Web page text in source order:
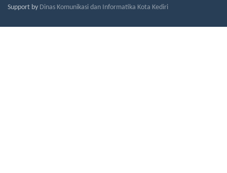
Support by Dinas Komunikasi dan Informatika Kota Kediri